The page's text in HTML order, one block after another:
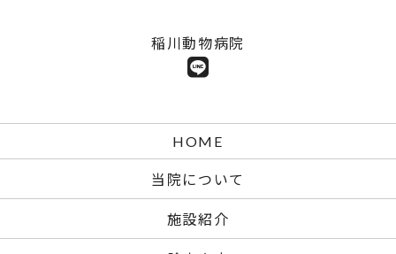
稲川動物病院
HOME
当院について
施設紹介